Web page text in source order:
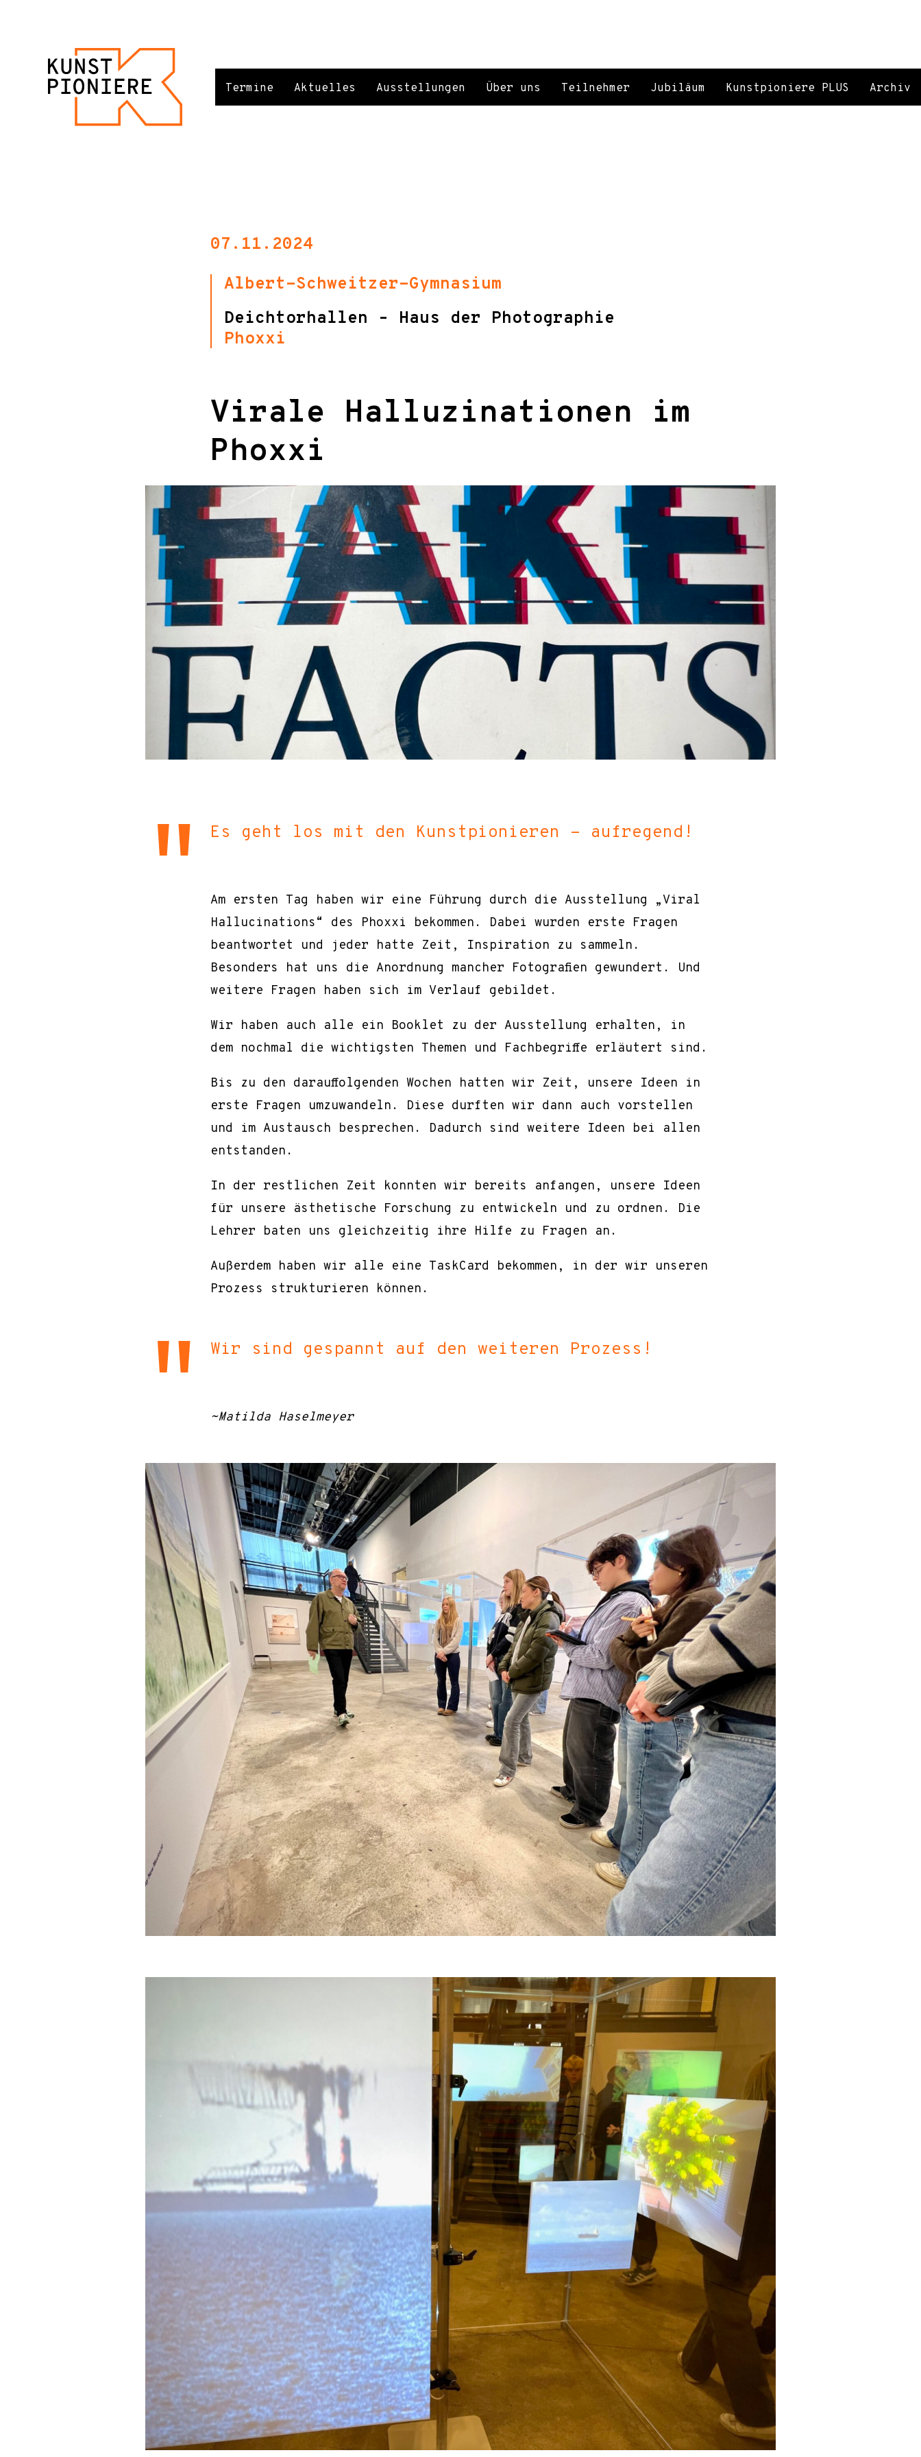
Termine Aktuelles Ausstellungen Über uns Teilnehmer Jubiläum Kunstpioniere PLUS Archiv
07.11.2024
Albert-Schweitzer-Gymnasium
Deichtorhallen – Haus der Photographie
Phoxxi
Virale Halluzinationen im
Phoxxi
Es geht los mit den Kunstpionieren - aufregend!
Am ersten Tag haben wir eine Führung durch die Ausstellung „Viral
Hallucinations“ des Phoxxi bekommen. Dabei wurden erste Fragen
beantwortet und jeder hatte Zeit, Inspiration zu sammeln.
Besonders hat uns die Anordnung mancher Fotografien gewundert. Und
weitere Fragen haben sich im Verlauf gebildet.
Wir haben auch alle ein Booklet zu der Ausstellung erhalten, in
dem nochmal die wichtigsten Themen und Fachbegriffe erläutert sind.
Bis zu den darauffolgenden Wochen hatten wir Zeit, unsere Ideen in
erste Fragen umzuwandeln. Diese durften wir dann auch vorstellen
und im Austausch besprechen. Dadurch sind weitere Ideen bei allen
entstanden.
In der restlichen Zeit konnten wir bereits anfangen, unsere Ideen
für unsere ästhetische Forschung zu entwickeln und zu ordnen. Die
Lehrer baten uns gleichzeitig ihre Hilfe zu Fragen an.
Außerdem haben wir alle eine TaskCard bekommen, in der wir unseren
Prozess strukturieren können.
Wir sind gespannt auf den weiteren Prozess!
~Matilda Haselmeyer